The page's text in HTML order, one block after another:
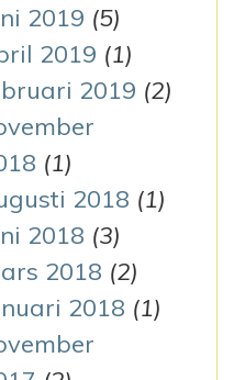
2019 (5)
2019 (1)
2019 (2)
(1)
2018 (1)
2018 (3)
2018 (2)
2018 (1)